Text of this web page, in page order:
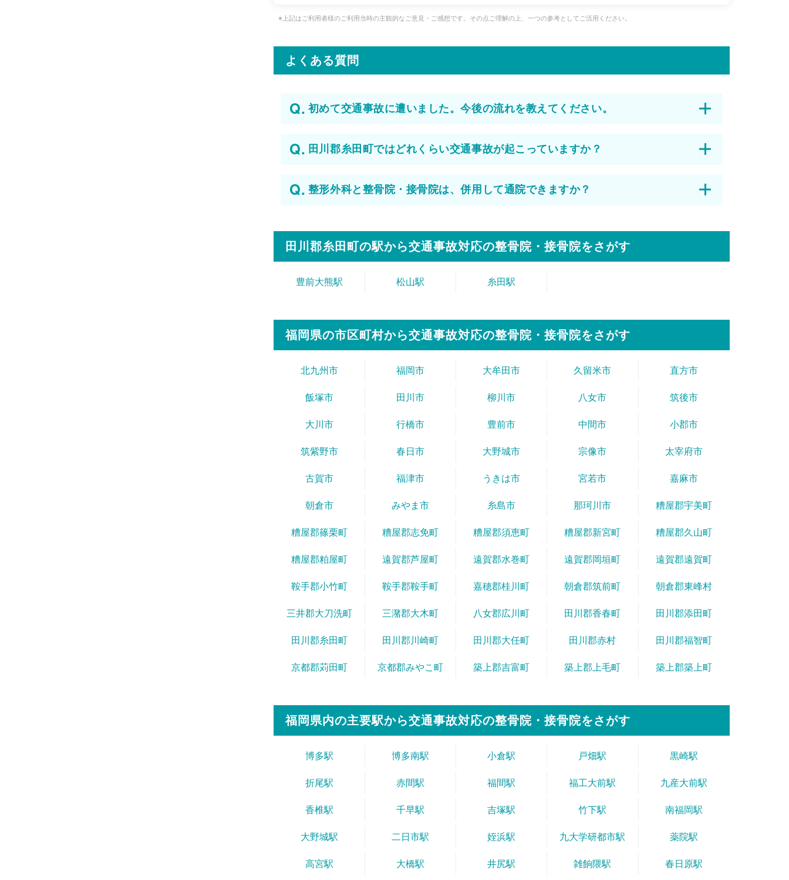
※上記はご利用者様のご利用当時の主観的なご意見・ご感想です。その点ご理解の上、一つの参考としてご活用ください。
よくある質問
初めて交通事故に遭いました。今後の流れを教えてください。
田川郡糸田町ではどれくらい交通事故が起こっていますか？
整形外科と整骨院・接骨院は、併用して通院できますか？
田川郡糸田町の駅から交通事故対応の整骨院・接骨院をさがす
豊前大熊駅 松山駅 糸田駅
福岡県の市区町村から交通事故対応の整骨院・接骨院をさがす
北九州市 福岡市 大牟田市 久留米市 直方市
飯塚市 田川市 柳川市 八女市 筑後市
大川市 行橋市 豊前市 中間市 小郡市
筑紫野市 春日市 大野城市 宗像市 太宰府市
古賀市 福津市 うきは市 宮若市 嘉麻市
朝倉市 みやま市 糸島市 那珂川市 糟屋郡宇美町
糟屋郡篠栗町 糟屋郡志免町 糟屋郡須恵町 糟屋郡新宮町 糟屋郡久山町
糟屋郡粕屋町 遠賀郡芦屋町 遠賀郡水巻町 遠賀郡岡垣町 遠賀郡遠賀町
鞍手郡小竹町 鞍手郡鞍手町 嘉穂郡桂川町 朝倉郡筑前町 朝倉郡東峰村
三井郡大刀洗町 三潴郡大木町 八女郡広川町 田川郡香春町 田川郡添田町
田川郡糸田町 田川郡川崎町 田川郡大任町 田川郡赤村 田川郡福智町
京都郡苅田町 京都郡みやこ町 築上郡吉富町 築上郡上毛町 築上郡築上町
福岡県内の主要駅から交通事故対応の整骨院・接骨院をさがす
博多駅 博多南駅 小倉駅 戸畑駅 黒崎駅
折尾駅 赤間駅 福間駅 福工大前駅 九産大前駅
香椎駅 千早駅 吉塚駅 竹下駅 南福岡駅
大野城駅 二日市駅 姪浜駅 九大学研都市駅 薬院駅
高宮駅 大橋駅 井尻駅 雑餉隈駅 春日原駅